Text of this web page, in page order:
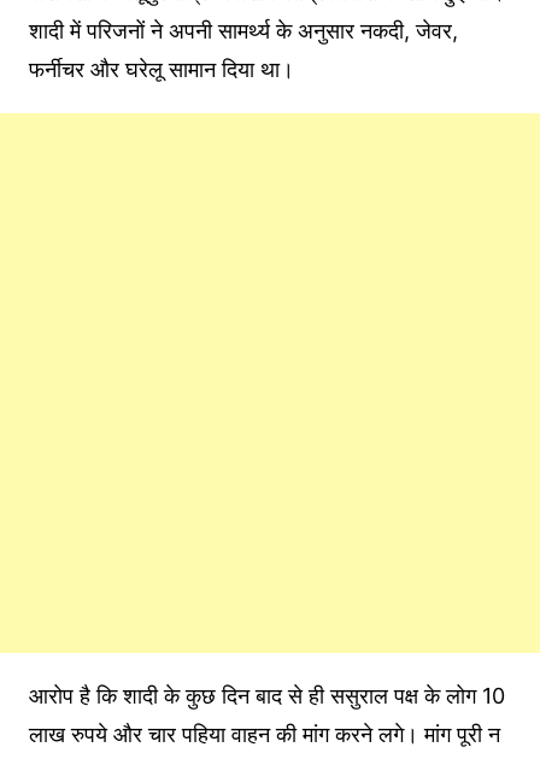
शादी में परिजनों ने अपनी सामर्थ्य के अनुसार नकदी, जेवर,
फर्नीचर और घरेलू सामान दिया था।
आरोप है कि शादी के कुछ दिन बाद से ही ससुराल पक्ष के लोग 10
लाख रुपये और चार पहिया वाहन की मांग करने लगे। मांग पूरी न